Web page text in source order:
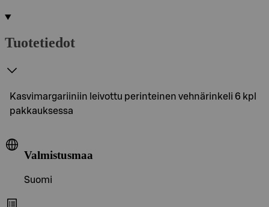
Tuotetiedot
Kasvimargariiniin leivottu perinteinen vehnärinkeli 6 kpl
pakkauksessa
Valmistusmaa
Suomi